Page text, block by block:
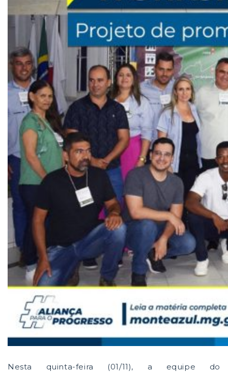
Nesta quinta-feira (01/11), a equipe do